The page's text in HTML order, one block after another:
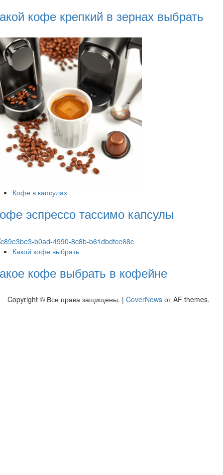
кофе крепкий в зернах выбрать
Кофе в капсулах
эспрессо тассимо капсулы
Какой кофе выбрать
кофе выбрать в кофейне
Copyright © Все права защищены. | CoverNews от AF themes.